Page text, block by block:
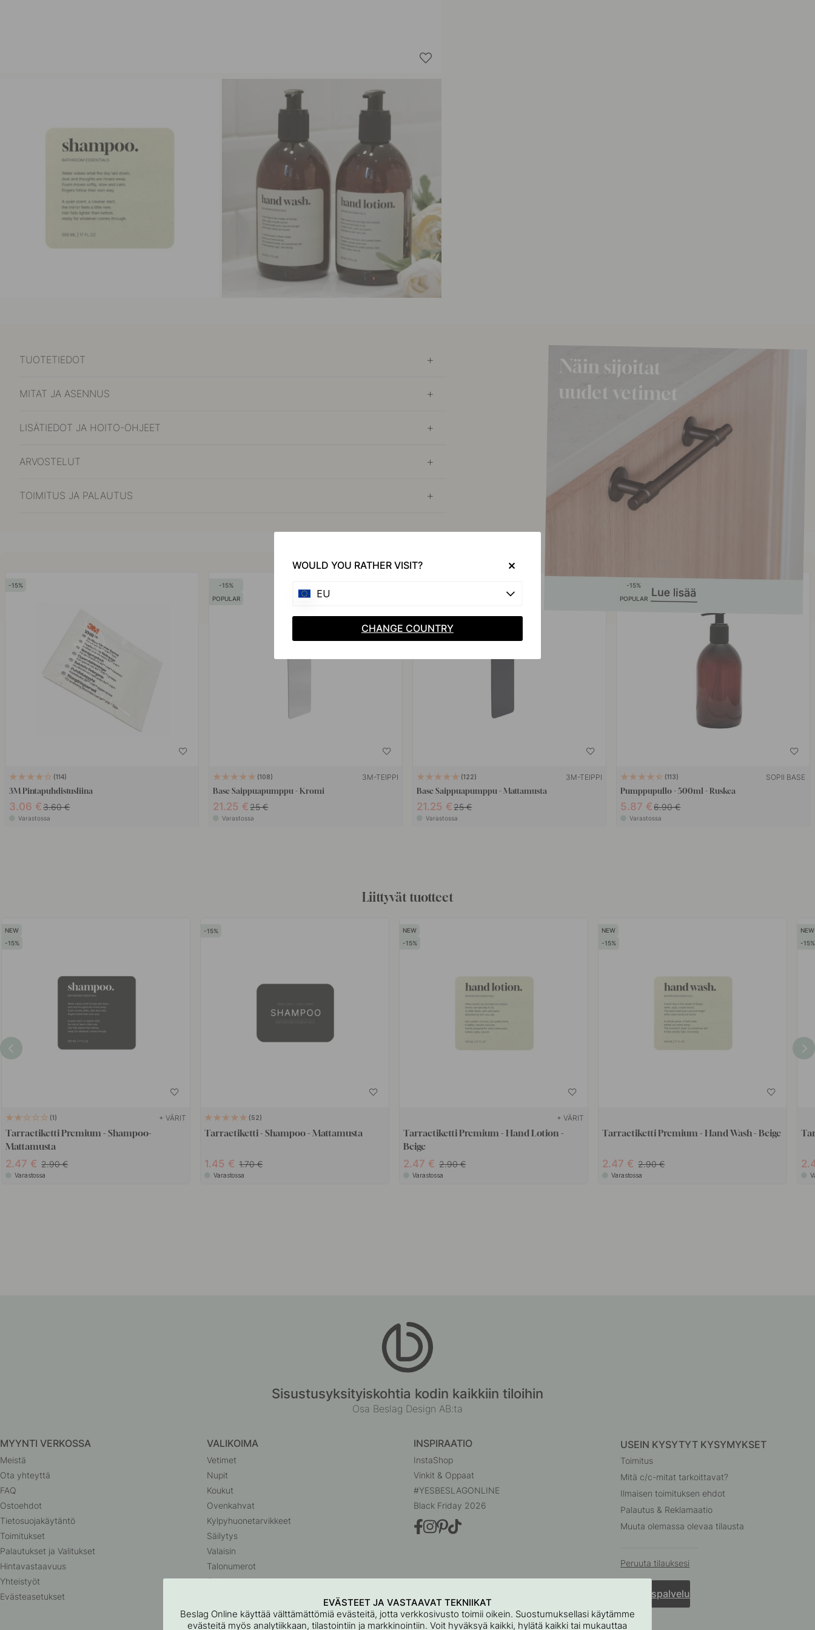
TUOTETIEDOT
MITAT JA ASENNUS
LISÄTIEDOT JA HOITO-OHJEET
ARVOSTELUT
TOIMITUS JA PALAUTUS
Osta yhdessä
15
114
3M Pintapuhdistusliina
3.06 € 3.60 €
Varastossa
15
POPULAR
108 3M-TEIPPI
Base Saippuapumppu - Kromi
21.25 € 25 €
Varastossa
122 3M-TEIPPI
Base Saippuapumppu - Mattamusta
21.25 € 25 €
Varastossa
15
POPULAR
113 SOPII BASE
Pumppupullo - 500ml - Ruskea
5.87 € 6.90 €
Varastossa
Liittyvät tuotteet
15
1 + VÄRIT
Tarraetiketti Premium - Shampoo-
Mattamusta
2.47 2.90
Varastossa
15
52
Tarraetiketti - Shampoo - Mattamusta
1.45 1.70
Varastossa
15
+ VÄRIT
Tarraetiketti Premium - Hand Lotion -
Beige
2.47 2.90
Varastossa
15
Tarraetiketti Premium - Hand Wash - Beige
2.47 2.90
Varastossa
15
Sisustusyksityiskohtia kodin kaikkiin tiloihin
Osa Beslag Design AB:ta
MYYNTI VERKOSSA
Meistä
Ota yhteyttä
FAQ
Ostoehdot
Tietosuojakäytäntö
Toimitukset
Palautukset ja Valitukset
Hintavastaavuus
Yhteistyöt
Evästeasetukset
VALIKOIMA
Vetimet
Nupit
Koukut
Ovenkahvat
Kylpyhuonetarvikkeet
Säilytys
Valaisin
Talonumerot
Outlet
INSPIRAATIO
InstaShop
Vinkit & Oppaat
#YESBESLAGONLINE
Black Friday 2026
USEIN KYSYTYT KYSYMYKSET
Toimitus
Mitä c/c-mitat tarkoittavat?
Ilmaisen toimituksen ehdot
Palautus & Reklamaatio
Muuta olemassa olevaa tilausta
Peruuta tilauksesi
Asiakaspalvelu
EVÄSTEET JA VASTAAVAT TEKNIIKAT
Beslag Online käyttää välttämättömiä evästeitä, jotta verkkosivusto toimii oikein. Suostumuksellasi käytämme
evästeitä myös analytiikkaan, tilastointiin ja markkinointiin. Voit hyväksyä kaikki, hylätä kaikki tai mukauttaa
WOULD YOU RATHER VISIT?
EU
CHANGE COUNTRY